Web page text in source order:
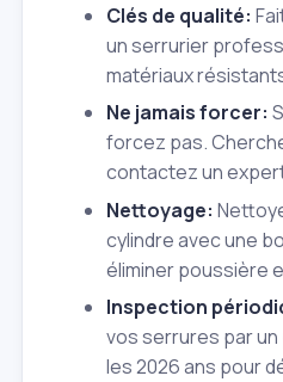
Clés de qualité:
un serrurier
matériaux
Ne jamais forcer:
forcez pas.
contactez un
Nettoyage:
cylindre avec une
éliminer poussière
Inspection
vos serrures par
les 2026 ans pour